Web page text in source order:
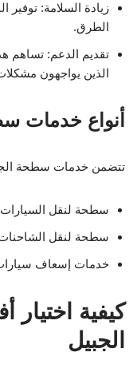
زيادة السلامة: توفير
الطرق.
تقديم الدعم: تساهم
الذين يواجهون
أنواع خدمات
تتضمن خدمات سطحة
سطحة لنقل
سطحة لنقل الشاحنات:
خدمات إسعاف
كيفية
الجبيل